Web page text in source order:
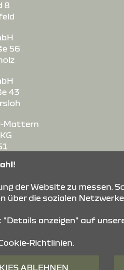
8
56
43
Mattern
Dacia
der Website zu messen.
über die sozialen
anzeigen" auf
Richtlinien.
ABLEHNEN